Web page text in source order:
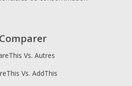
Comparer
Vs. Autres
Vs. AddThis